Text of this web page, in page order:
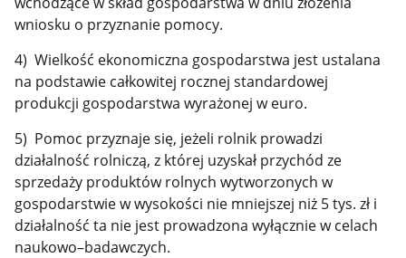
wniosku o przyznanie pomocy.
4) Wielkość ekonomiczna gospodarstwa jest ustalana
na podstawie całkowitej rocznej standardowej
produkcji gospodarstwa wyrażonej w euro.
5) Pomoc przyznaje się, jeżeli rolnik prowadzi
działalność rolniczą, z której uzyskał przychód ze
sprzedaży produktów rolnych wytworzonych w
gospodarstwie w wysokości nie mniejszej niż 5 tys. zł i
działalność ta nie jest prowadzona wyłącznie w celach
naukowo–badawczych.